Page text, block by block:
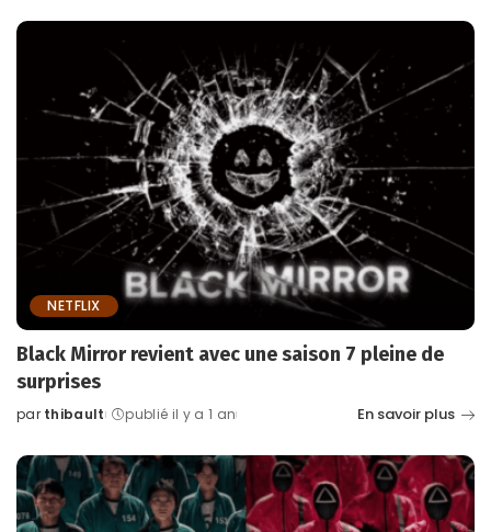
NETFLIX
Black Mirror revient avec une saison 7 pleine de
surprises
Posted
par thibault publié il y a 1 an En savoir plus